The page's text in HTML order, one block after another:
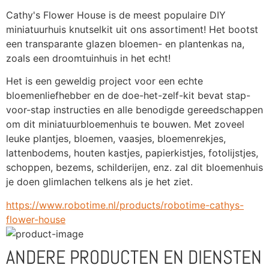
Cathy's Flower House is de meest populaire DIY
miniatuurhuis knutselkit uit ons assortiment! Het bootst
een transparante glazen bloemen- en plantenkas na,
zoals een droomtuinhuis in het echt!
Het is een geweldig project voor een echte
bloemenliefhebber en de doe-het-zelf-kit bevat stap-
voor-stap instructies en alle benodigde gereedschappen
om dit miniatuurbloemenhuis te bouwen. Met zoveel
leuke plantjes, bloemen, vaasjes, bloemenrekjes,
lattenbodems, houten kastjes, papierkistjes, fotolijstjes,
schoppen, bezems, schilderijen, enz. zal dit bloemenhuis
je doen glimlachen telkens als je het ziet.
https://www.robotime.nl/products/robotime-cathys-
flower-house
ANDERE PRODUCTEN EN DIENSTEN